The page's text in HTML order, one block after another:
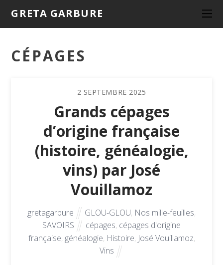
GRETA GARBURE
CÉPAGES
2 SEPTEMBRE 2025
Grands cépages
d’origine française
(histoire, généalogie,
vins) par José
Vouillamoz
gretagarbure GLOU-GLOU, Nos mille-feuilles,
SAVOIRS
cépages, cépages d'origine
française, généalogie, Histoire, José Vouillamoz,
Vins